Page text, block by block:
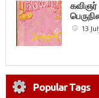
கவிஞர்
13
Popular Tags